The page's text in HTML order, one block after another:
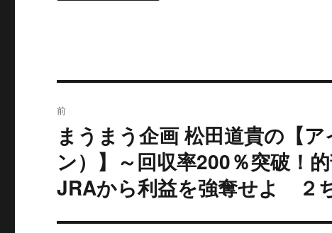
稿
ナ
ビ
ゲ
前
過
去
の
投
まうまう企画 松田道貴の【
ン）】～回収率200％突破！
JRAから利益を強奪せよ ２